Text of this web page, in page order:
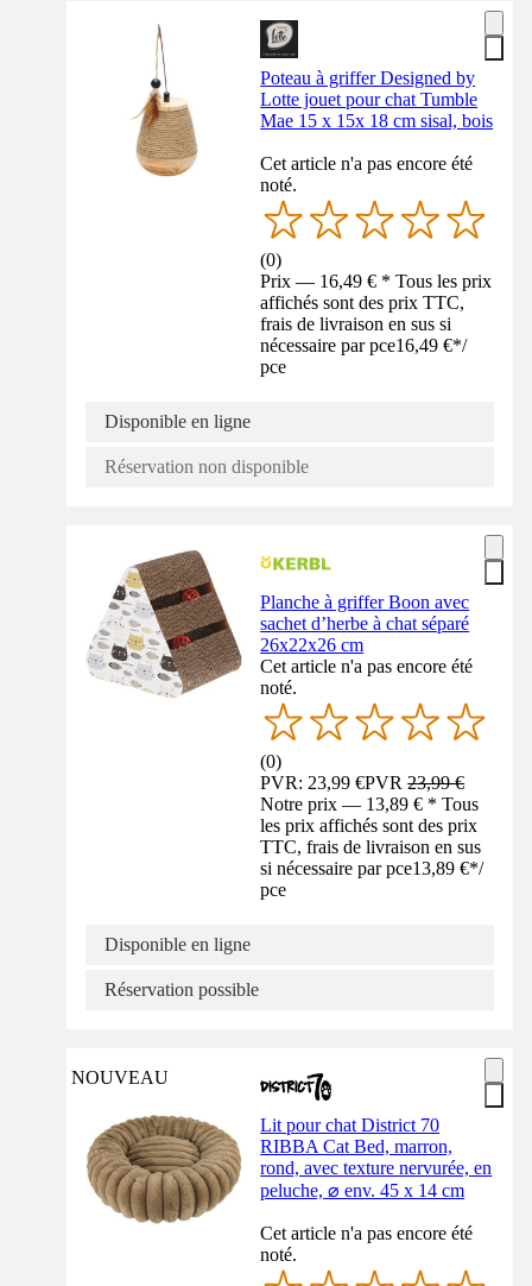
Poteau à griffer Designed by
Lotte jouet pour chat Tumble
Mae 15 x 15x 18 cm sisal, bois
Cet article n'a pas encore été
noté.
(0)
Prix — 16,49 € * Tous les prix
affichés sont des prix TTC,
frais de livraison en sus si
nécessaire par pce16,49 €*/
pce
Disponible en ligne
Réservation non disponible
Planche à griffer Boon avec
sachet d’herbe à chat séparé
26x22x26 cm
Cet article n'a pas encore été
noté.
(0)
PVR: 23,99 €PVR23,99 €
Notre prix — 13,89 € * Tous
les prix affichés sont des prix
TTC, frais de livraison en sus
si nécessaire par pce13,89 €*/
pce
Disponible en ligne
Réservation possible
NOUVEAU
Lit pour chat District 70
RIBBA Cat Bed, marron,
rond, avec texture nervurée, en
peluche, ⌀ env. 45 x 14 cm
Cet article n'a pas encore été
noté.